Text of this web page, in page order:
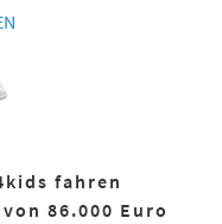
fahren
86.000 Euro